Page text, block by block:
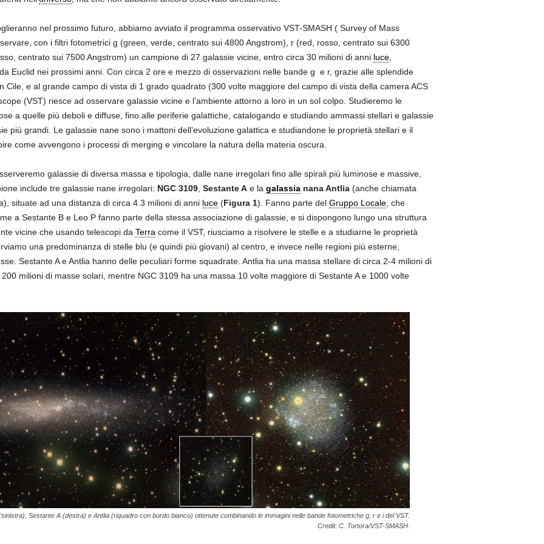
nel prossimo futuro, abbiamo avviato il programma osservativo VST-SMASH ( Survey of Mass
con i filtri fotometrici g (green, verde, centrato sui 4800 Angstrom), r (red, rosso, centrato sui 6300
centrato sui 7500 Angstrom) un campione di 27 galassie vicine, entro circa 30 milioni di anni luce,
Euclid nei prossimi anni. Con circa 2 ore e mezzo di osservazioni nelle bande g e r, grazie alle splendide
Cile, e al grande campo di vista di 1 grado quadrato (300 volte maggiore del campo di vista della camera ACS
(VST) riesce ad osservare galassie vicine e l’ambiente attorno a loro in un sol colpo. Studieremo le
a quelle più deboli e diffuse, fino alle periferie galattiche, catalogando e studiando ammassi stellari e galassie
più grandi. Le galassie nane sono i mattoni dell’evoluzione galattica e studiandone le proprietà stellari e il
come avvengono i processi di merging e vincolare la natura della materia oscura.
galassie di diversa massa e tipologia, dalle nane irregolari fino alle spirali più luminose e massive,
include tre galassie nane irregolari: NGC 3109, Sestante Ae la galassianana Antlia(anche chiamata
situate ad una distanza di circa 4.3 milioni di anni luce(Figura 1). Fanno parte del Gruppo Locale, che
a Sestante B e Leo P fanno parte della stessa associazione di galassie, e si dispongono lungo una struttura
vicine che usando telescopi da Terra come il VST, riusciamo a risolvere le stelle e a studiarne le proprietà
una predominanza di stelle blu (e quindi più giovani) al centro, e invece nelle regioni più esterne,
Sestante A e Antlia hanno delle peculiari forme squadrate. Antlia ha una massa stellare di circa 2-4 milioni di
milioni di masse solari, mentre NGC 3109 ha una massa 10 volte maggiore di Sestante A e 1000 volte
Sestante A (destra) e Antlia (riquadro con bordo bianco) ottenute combinando le immagini nelle bande fotometriche g, r e i del VST.
Credit: C. Tortora/VST-SMASH.